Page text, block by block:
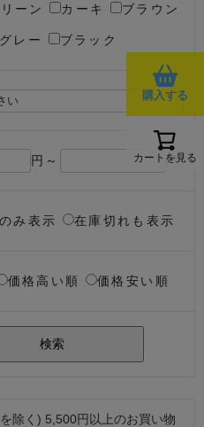
購入する
カートを見る
ーン カーキ ブラウン
グレー ブラック
円～ 円
み表示 在庫切れも表示
価格高い順 価格安い順
検索
除く) 5,500円以上のお買い物